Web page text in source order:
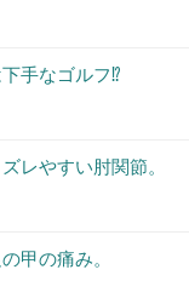
手なゴルフ⁉︎
レやすい肘関節。
甲の痛み。